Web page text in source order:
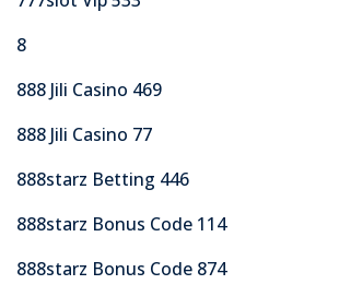
8
888 Jili Casino 469
888 Jili Casino 77
888starz Betting 446
888starz Bonus Code 114
888starz Bonus Code 874